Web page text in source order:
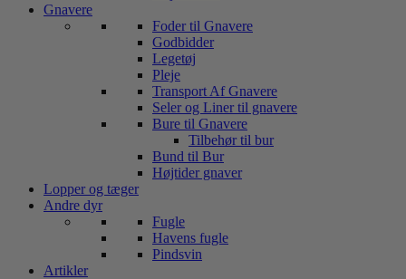
Gnavere
Foder til Gnavere
Godbidder
Legetøj
Pleje
Transport Af Gnavere
Seler og Liner til gnavere
Bure til Gnavere
Tilbehør til bur
Bund til Bur
Højtider gnaver
Lopper og tæger
Andre dyr
Fugle
Havens fugle
Pindsvin
Artikler